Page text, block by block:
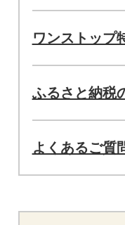
ワンストップ
ふるさと納税
よくあるご質